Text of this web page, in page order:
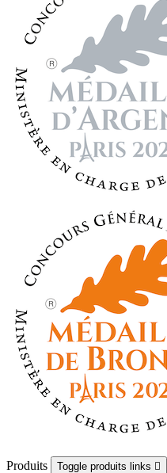
Produits Toggle produits links 